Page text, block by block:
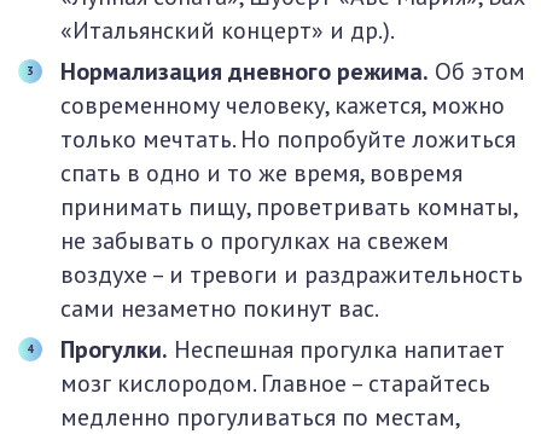
«Итальянский концерт» и др.).
Нормализация дневного режима. Об этом
современному человеку, кажется, можно
только мечтать. Но попробуйте ложиться
спать в одно и то же время, вовремя
принимать пищу, проветривать комнаты,
не забывать о прогулках на свежем
воздухе – и тревоги и раздражительность
сами незаметно покинут вас.
Прогулки. Неспешная прогулка напитает
мозг кислородом. Главное – старайтесь
медленно прогуливаться по местам,